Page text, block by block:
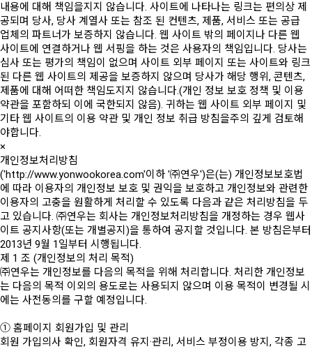
내용에 대해 책임을지지 않습니다. 사이트에 나타나는 링크는 편의상 제
공되며 당사, 당사 계열사 또는 참조 된 컨텐츠, 제품, 서비스 또는 공급
업체의 파트너가 보증하지 않습니다. 웹 사이트 밖의 페이지나 다른 웹
사이트에 연결하거나 웹 서핑을 하는 것은 사용자의 책임입니다. 당사는
심사 또는 평가의 책임이 없으며 사이트 외부 페이지 또는 사이트와 링크
된 다른 웹 사이트의 제공을 보증하지 않으며 당사가 해당 행위, 콘텐츠,
제품에 대해 어떠한 책임도지지 않습니다.(개인 정보 보호 정책 및 이용
약관을 포함하되 이에 국한되지 않음). 귀하는 웹 사이트 외부 페이지 및
기타 웹 사이트의 이용 약관 및 개인 정보 취급 방침을주의 깊게 검토해
야합니다.
×
개인정보처리방침
('http://www.yonwookorea.com'이하 '㈜연우')은(는) 개인정보보호법
에 따라 이용자의 개인정보 보호 및 권익을 보호하고 개인정보와 관련한
이용자의 고충을 원활하게 처리할 수 있도록 다음과 같은 처리방침을 두
고 있습니다. ㈜연우는 회사는 개인정보처리방침을 개정하는 경우 웹사
이트 공지사항(또는 개별공지)을 통하여 공지할 것입니다. 본 방침은부터
2013년 9월 1일부터 시행됩니다.
제 1 조 (개인정보의 처리 목적)
㈜연우는 개인정보를 다음의 목적을 위해 처리합니다. 처리한 개인정보
는 다음의 목적 이외의 용도로는 사용되지 않으며 이용 목적이 변경될 시
에는 사전동의를 구할 예정입니다.
① 홈페이지 회원가입 및 관리
회원 가입의사 확인, 회원자격 유지·관리, 서비스 부정이용 방지, 각종 고